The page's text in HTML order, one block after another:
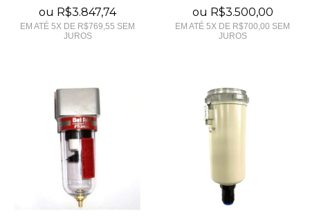
ou R$3.847,74
EM ATÉ 5X DE R$769,55 SEM
JUROS
ou R$3.500,00
EM ATÉ 5X DE R$700,00 SEM
JUROS